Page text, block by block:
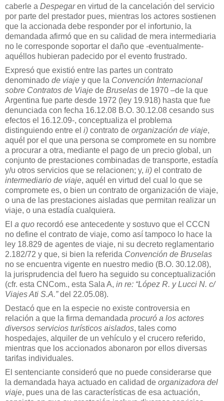
caberle a Despegaren virtud de la cancelación del servicio
por parte del prestador pues, mientras los actores sostienen
que la accionada debe responder por el infortunio, la
demandada afirmó que en su calidad de mera intermediaria
no le corresponde soportar el daño que -eventualmente-
aquéllos hubieran padecido por el evento frustrado.
Expresó que existió entre las partes un contrato
denominado de viaje y que la Convención Internacional
sobre Contratos de Viaje de Bruselas de 1970 –de la que
Argentina fue parte desde 1972 (ley 19.918) hasta que fue
denunciada con fecha 16.12.08 B.O. 30.12.08 cesando sus
efectos el 16.12.09-, conceptualiza el problema
distinguiendo entre el i) contrato de organización de viaje,
aquél por el que una persona se compromete en su nombre
a procurar a otra, mediante el pago de un precio global, un
conjunto de prestaciones combinadas de transporte, estadía
y/u otros servicios que se relacionen; y, ii) el contrato de
intermediario de viaje, aquél en virtud del cual lo que se
compromete es, o bien un contrato de organización de viaje,
o una de las prestaciones aisladas que permitan realizar un
viaje, o una estadía cualquiera.
El a quo recordó ese antecedente y sostuvo que el CCCN
no define el contrato de viaje, como así tampoco lo hace la
ley 18.829 de agentes de viaje, ni su decreto reglamentario
2.182/72 y que, si bien la referida Convención de Bruselas
no se encuentra vigente en nuestro medio (B.O. 30.12.08),
la jurisprudencia del fuero ha seguido su conceptualización
(cfr. esta CNCom., esta Sala A, in re: “López R. y Lucci N. c/
Viajes Ati S.A.”del 22.05.08).
Destacó que en la especie no existe controversia en
relación a que la firma demandada procuró a los actores
diversos servicios turísticos aislados, tales como
hospedajes, alquiler de un vehículo y el crucero referido,
mientras que los accionados abonaron por ellos diversas
tarifas individuales.
El sentenciante consideró que no puede considerarse que
la demandada haya actuado en calidad de organizadora del
viaje, pues una de las características de esa actuación,